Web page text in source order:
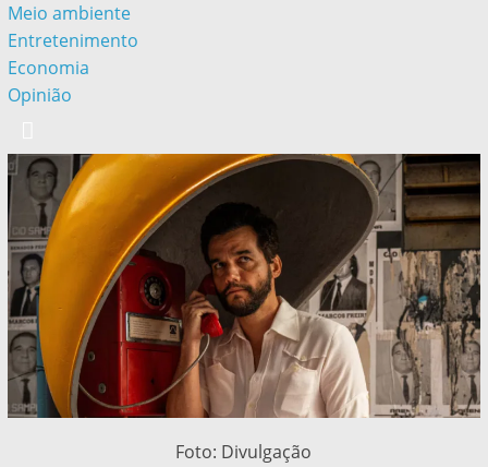
Meio ambiente
Entretenimento
Economia
Opinião
Foto: Divulgação